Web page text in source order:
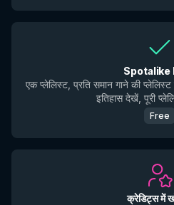
Spotalike
एक प्लेलिस्ट, प्रति समान गाने की
इतिहास देखें, पूरी
Free
क्रेडिट्स में